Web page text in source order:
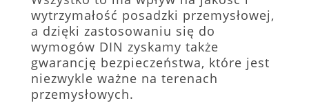
wytrzymałość posadzki przemysłowej,
a dzięki zastosowaniu się do
wymogów DIN zyskamy także
gwarancję bezpieczeństwa, które jest
niezwykle ważne na terenach
przemysłowych.